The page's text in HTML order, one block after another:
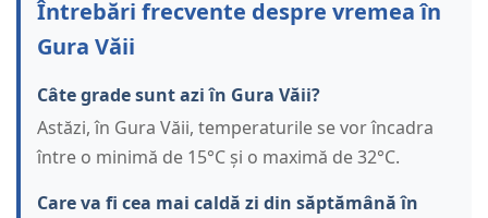
Întrebări frecvente despre vremea în
Gura Văii
Câte grade sunt azi în Gura Văii?
Astăzi, în Gura Văii, temperaturile se vor încadra
între o minimă de 15°C și o maximă de 32°C.
Care va fi cea mai caldă zi din săptămână în